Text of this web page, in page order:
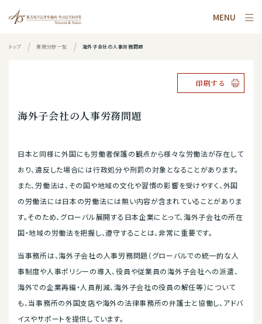
MENU
トップ 業務分野一覧 海外子会社の人事労務問題
印刷する
海外子会社の人事労務問題
日本と同様に外国にも労働者保護の観点から様々な労働法が存在して
おり、違反した場合には行政処分や刑罰の対象となることがあります。
また、労働法は、その国や地域の文化や習慣の影響を受けやすく、外国
の労働法には日本の労働法には無い内容が含まれていることがありま
す。そのため、グローバル展開する日本企業にとって、海外子会社の所在
国・地域の労働法を把握し、遵守することは、非常に重要です。
当事務所は、海外子会社の人事労務問題（グローバルでの統一的な人
事制度や人事ポリシーの導入、役員や従業員の海外子会社への派遣、
海外での企業再編・人員削減、海外子会社の役員の解任等）について
も、当事務所の外国支店や海外の法律事務所の弁護士と協働し、アドバ
イスやサポートを提供しています。